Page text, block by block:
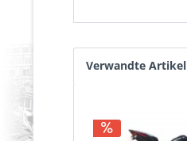
Verwandte Artikel